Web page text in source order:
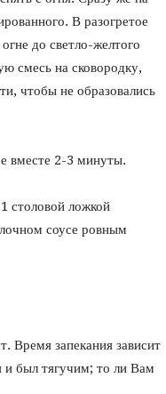
В разогретое
до светло-желтого
смесь на сковородку,
чтобы не образовались
вместе 2-3 минуты.
столовой ложкой
соусе ровным
Время запекания зависит
и был тягучим; то ли Вам